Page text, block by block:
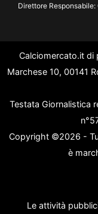
Direttore Responsabile:
Calciomercato.it di
Marchese 10, 00141
Testata Giornalistica
Copyright ©2026 -
è
Le attività